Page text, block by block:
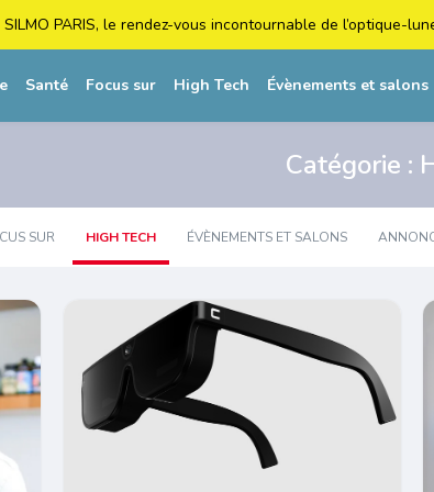
SILMO PARIS, le rendez-vous incontournable de l’optique-
Santé Focus sur High Tech Évènements et salons
Catégorie :
SUR HIGH TECH ÉVÈNEMENTS ET SALONS